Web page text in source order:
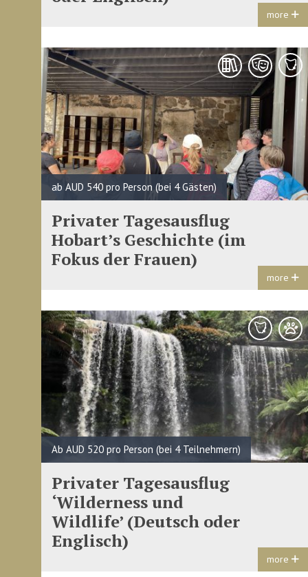
more
ab AUD 540 pro Person (bei 4 Gästen)
Privater Tagesausflug
Hobart’s Geschichte (im
Fokus der Frauen)
more
Ab AUD 520 pro Person (bei 4 Teilnehmern)
Privater Tagesausflug
‘Wilderness und
Wildlife’ (Deutsch oder
Englisch)
more